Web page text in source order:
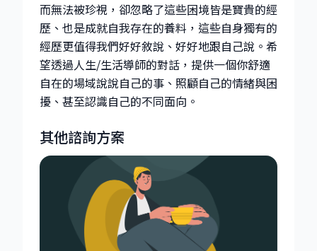
而無法被珍視，卻忽略了這些困境皆是寶貴的經
歷、也是成就自我存在的養料，這些自身獨有的
經歷更值得我們好好敘說、好好地跟自己說。希
望透過人生/生活導師的對話，提供一個你舒適
自在的場域說說自己的事、照顧自己的情緒與困
擾、甚至認識自己的不同面向。
其他諮詢方案